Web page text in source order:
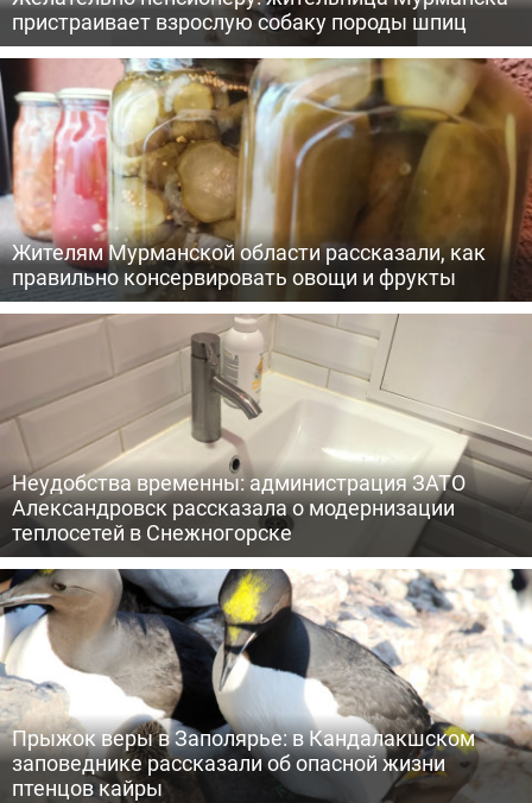
пристраивает взрослую собаку породы шпиц
Жителям Мурманской области рассказали, как
правильно консервировать овощи и фрукты
Неудобства временны: администрация ЗАТО
Александровск рассказала о модернизации
теплосетей в Снежногорске
Прыжок веры в Заполярье: в Кандалакшском
заповеднике рассказали об опасной жизни
птенцов кайры